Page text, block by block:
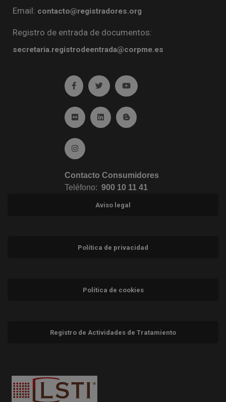
Email: contacto@registradores.org
Registro de entrada de documentos:
secretaria.registrodeentrada@corpme.es
Ir a facebook (abre en ventana nueva)
Ir a twitter (abre en ventana nueva)
Ir a YouTube (abre en
Ir a Flickr (abre en ventana nueva)
Ir a Linkedin (abre en ventana nueva)
Ir al Blog (abre en ventana
Ir a Instagram (abre en ventana nueva)
Contacto Consumidores
Teléfono: 900 10 11 41
Aviso legal
Política de privacidad
Política de cookies
Registro de Actividades de Tratamiento